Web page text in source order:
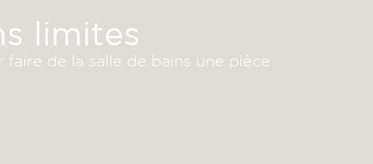
limites
de la salle de bains une pièce